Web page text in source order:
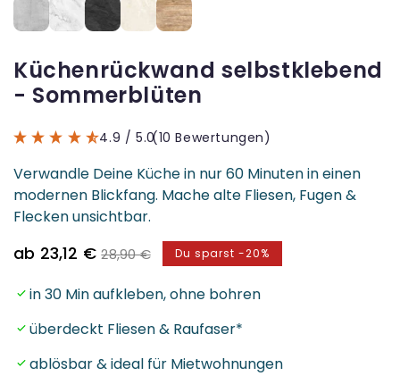
Küchenrückwand selbstklebend
- Sommerblüten
4.9 / 5.0(10 Bewertungen)
Verwandle Deine Küche in nur 60 Minuten in einen
modernen Blickfang. Mache alte Fliesen, Fugen &
Flecken unsichtbar.
Verkaufspreis
ab 23,12 € Normaler
28,90 € Du sparst -20%
in 30 Min aufkleben, ohne bohren
überdeckt Fliesen & Raufaser*
ablösbar & ideal für Mietwohnungen